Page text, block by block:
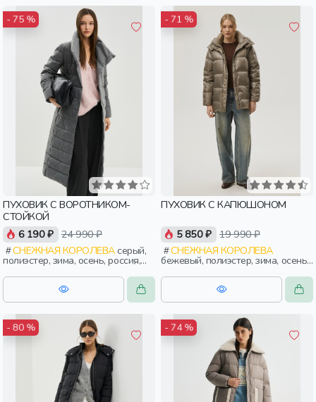
- 75 %
ПУХОВИК С ВОРОТНИКОМ-
СТОЙКОЙ
6 190 ₽ 24 990 ₽
СНЕЖНАЯ КОРОЛЕВАсерый,
полиэстер, зима, осень, россия,
прямые, застежка, кнопки,
прорези, карман, воротник,
воротник-стойка, женщины,
взрослые
- 71 %
ПУХОВИК С КАПЮШОНОМ
5 850 ₽ 19 990 ₽
СНЕЖНАЯ КОРОЛЕВА
бежевый, полиэстер, зима, осень,
россия, прямые, капюшон,
застежка, утепленные, ворот,
кнопки, прорези, карман,
воротник, воротник-стойка,
- 80 % - 74 %